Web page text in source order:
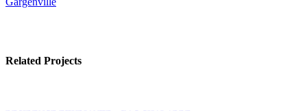
Related Projects